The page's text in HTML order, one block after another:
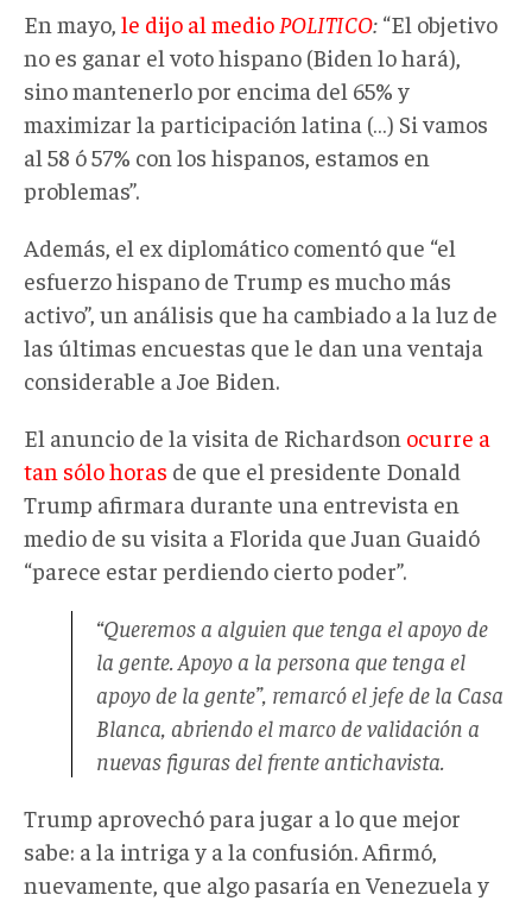
En mayo, le dijo al medio POLITICO: “El objetivo
no es ganar el voto hispano (Biden lo hará),
sino mantenerlo por encima del 65% y
maximizar la participación latina (…) Si vamos
al 58 ó 57% con los hispanos, estamos en
problemas”.
Además, el ex diplomático comentó que “el
esfuerzo hispano de Trump es mucho más
activo”, un análisis que ha cambiado a la luz de
las últimas encuestas que le dan una ventaja
considerable a Joe Biden.
El anuncio de la visita de Richardson ocurre a
tan sólo horas de que el presidente Donald
Trump afirmara durante una entrevista en
medio de su visita a Florida que Juan Guaidó
“parece estar perdiendo cierto poder”.
“Queremos a alguien que tenga el apoyo de
la gente. Apoyo a la persona que tenga el
apoyo de la gente”, remarcó el jefe de la Casa
Blanca, abriendo el marco de validación a
nuevas figuras del frente antichavista.
Trump aprovechó para jugar a lo que mejor
sabe: a la intriga y a la confusión. Afirmó,
nuevamente, que algo pasaría en Venezuela y